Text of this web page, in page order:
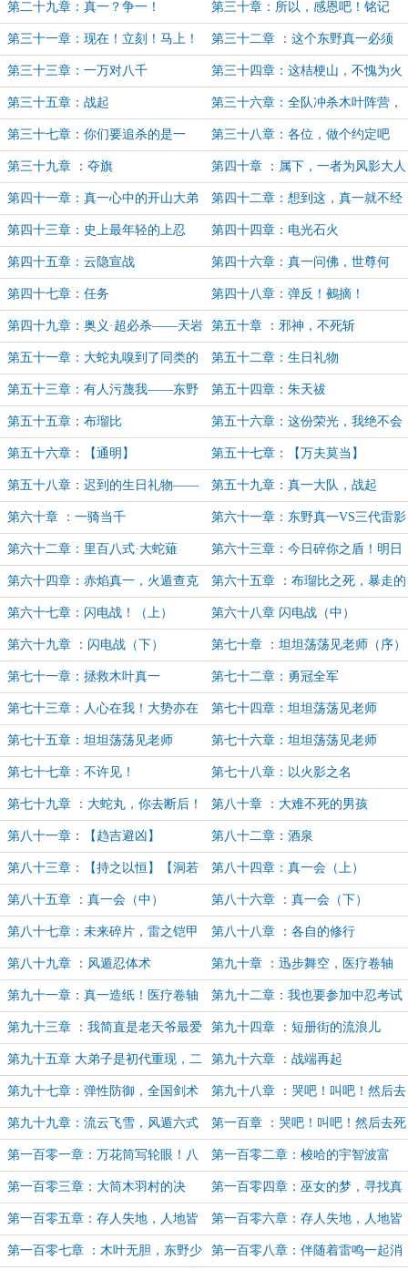
第二十九章：真一？争一！ 第三十章：所以，感恩吧！铭记
吧！
第三十一章：现在！立刻！马上！
把那小子从前线调回来！
第三十二章 ：这个东野真一必须
死！
第三十三章：一万对八千 第三十四章：这桔梗山，不愧为火
之国第一雄关
第三十五章：战起 第三十六章：全队冲杀木叶阵营，
直取东野真一项上人头！
第三十七章：你们要追杀的是一
心，关我东野真一什么事？
第三十八章：各位，做个约定吧
第三十九章 ：夺旗 第四十章 ：属下，一者为风影大人
悲伤，二者给风影大人道喜
第四十一章：真一心中的开山大弟
子人选
第四十二章：想到这，真一就不经
兴奋了起来
第四十三章：史上最年轻的上忍 第四十四章：电光石火
第四十五章：云隐宣战 第四十六章：真一问佛，世尊何
人？
第四十七章：任务 第四十八章：弹反！鵺摘！
第四十九章：奥义·超必杀——天岩
崩！
第五十章 ：邪神，不死斩
第五十一章：大蛇丸嗅到了同类的
气息
第五十二章：生日礼物
第五十三章：有人污蔑我——东野
真一
第五十四章：朱天祓
第五十五章：布瑠比 第五十六章：这份荣光，我绝不会
独享
第五十六章：【通明】 第五十七章：【万夫莫当】
第五十八章：迟到的生日礼物——
雷神之剑
第五十九章：真一大队，战起
第六十章 ：一骑当千 第六十一章：东野真一VS三代雷影
第六十二章：里百八式·大蛇薙 第六十三章：今日碎你之盾！明日
折你之矛！
第六十四章：赤焰真一，火遁查克
拉模式
第六十五章 ：布瑠比之死，暴走的
八尾
第六十七章：闪电战！（上） 第六十八章 闪电战（中）
第六十九章 ：闪电战（下） 第七十章 ：坦坦荡荡见老师（序）
第七十一章：拯救木叶真一 第七十二章：勇冠全军
第七十三章：人心在我！大势亦在
我！
第七十四章：坦坦荡荡见老师
（上）
第七十五章：坦坦荡荡见老师
（中）
第七十六章：坦坦荡荡见老师
（下）
第七十七章：不许见！ 第七十八章：以火影之名
第七十九章 ：大蛇丸，你去断后！ 第八十章 ：大难不死的男孩
第八十一章：【趋吉避凶】 第八十二章：酒泉
第八十三章：【持之以恒】【洞若
观火】
第八十四章：真一会（上）
第八十五章 ：真一会（中） 第八十六章 ：真一会（下）
第八十七章：未来碎片，雷之铠甲 第八十八章 ：各自的修行
第八十九章 ：风遁忍体术 第九十章 ：迅步舞空，医疗卷轴
第九十一章：真一造纸！医疗卷轴
量产化！
第九十二章：我也要参加中忍考试
吗？
第九十三章 ：我简直是老天爷最爱
的仔
第九十四章 ：短册街的流浪儿
第九十五章 大弟子是初代重现，二
弟子是二代再世？
第九十六章 ：战端再起
第九十七章：弹性防御，全国剑术
大赛
第九十八章 ：哭吧！叫吧！然后去
死吧！（上）
第九十九章：流云飞雪，风遁六式 第一百章 ：哭吧！叫吧！然后去死
吧！（下）
第一百零一章：万花筒写轮眼！八
意思兼！天照！
第一百零二章：梭哈的宇智波富
岳，越发庞大的嫡系根基
第一百零三章：大筒木羽村的决
定，本不该存在的孩子。
第一百零四章：巫女的梦，寻找真
君！
第一百零五章：存人失地，人地皆
存，存地失人，人地皆失！（上）
第一百零六章：存人失地，人地皆
存，存地失人，人地皆失！（下）
第一百零七章 ：木叶无胆，东野少 第一百零八章：伴随着雷鸣一起消